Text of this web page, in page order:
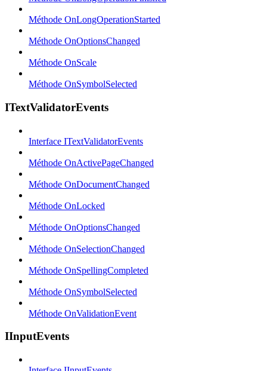
Méthode OnLongOperationStarted
Méthode OnOptionsChanged
Méthode OnScale
Méthode OnSymbolSelected
ITextValidatorEvents
Interface ITextValidatorEvents
Méthode OnActivePageChanged
Méthode OnDocumentChanged
Méthode OnLocked
Méthode OnOptionsChanged
Méthode OnSelectionChanged
Méthode OnSpellingCompleted
Méthode OnSymbolSelected
Méthode OnValidationEvent
IInputEvents